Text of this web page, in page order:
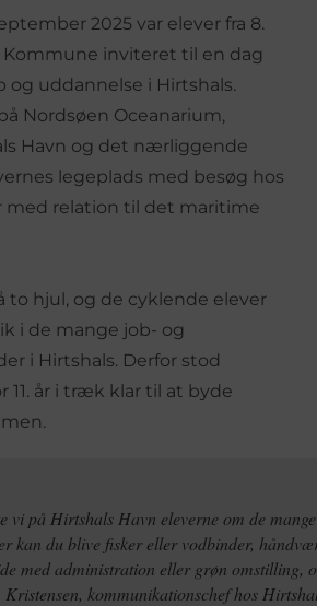
2025 var elever fra 8.
Kommune inviteret til en dag
og uddannelse i Hirtshals.
Nordsøen Oceanarium,
Havn og det nærliggende
legeplads med besøg hos
med relation til det maritime
to hjul, og de cyklende elever
i de mange job- og
i Hirtshals. Derfor stod
11. år i træk klar til at byde
vi på Hirtshals Havn eleverne om de
kan du blive fisker eller vodbinder,
med administration eller grøn omstilling,
Kristensen, kommunikationschef hos